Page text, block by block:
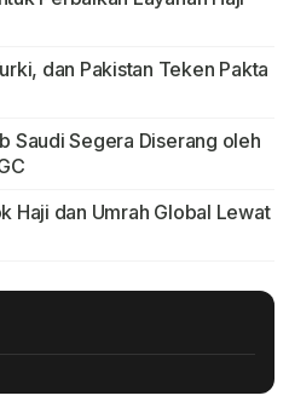
dan Pakistan Teken Pakta
Saudi Segera Diserang oleh
Haji dan Umrah Global Lewat